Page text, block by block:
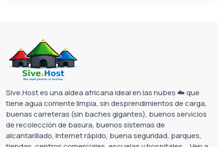
Sive.Host es una aldea africana ideal en las nubes ☁️ que
tiene agua corriente limpia, sin desprendimientos de carga,
buenas carreteras (sin baches gigantes), buenos servicios
de recolección de basura, buenos sistemas de
alcantarillado, Internet rápido, buena seguridad, parques,